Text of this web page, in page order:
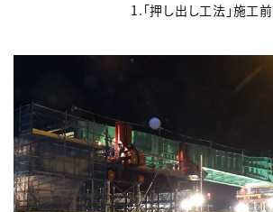
1.「押し出し工法」施工前